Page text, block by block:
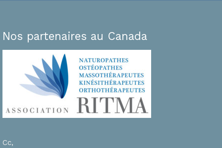
Nos partenaires au Canada
Cc,